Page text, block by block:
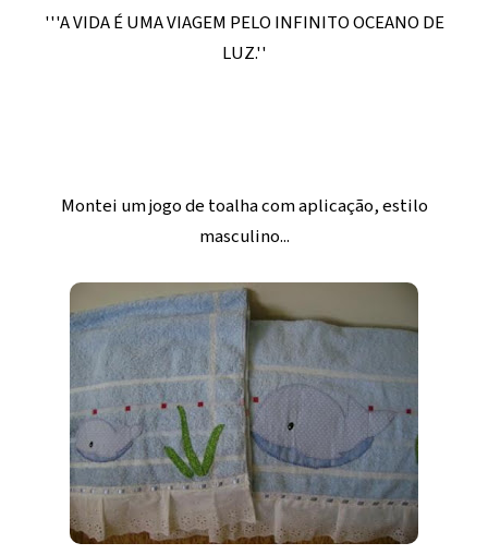
'''A VIDA É UMA VIAGEM PELO INFINITO OCEANO DE
LUZ.''
Montei um jogo de toalha com aplicação, estilo
masculino...